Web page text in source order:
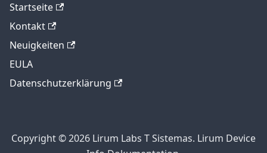
Startseite
Kontakt
Neuigkeiten
EULA
Datenschutzerklärung
Copyright © 2026 Lirum Labs T Sistemas. Lirum Device